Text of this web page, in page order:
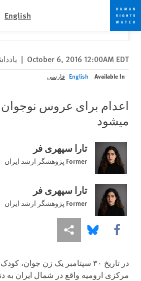
Skip
to
cookie
privacy
notice
Skip
to
main
content
English
read this page in English?
October 6, 2016 12:00AM EDT
|
Available In
English فارسی
اعدام برای عروس نوجوان
میشود
تارا سپهری فر
Former پژوهشگر ارشد ایران
تارا سپهری فر
Former پژوهشگر ارشد ایران
Share this via Facebook
Share this via Bluesky
More sharing options
در تاریخ ۳۰ سپتامبر یک زن جوان،
مرکزی ارومیه واقع در شمال ایران به